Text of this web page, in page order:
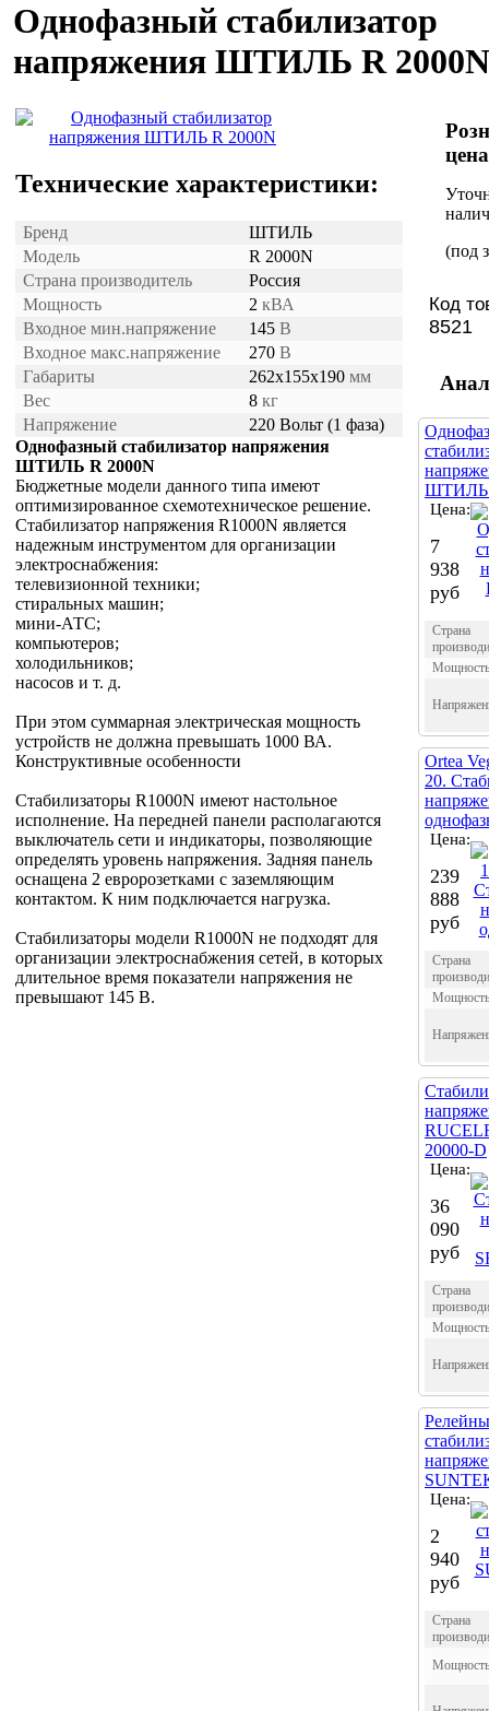
Однофазный стабилизатор
напряжения ШТИЛЬ R 2000N
Технические характеристики:
Бренд
ШТИЛЬ
Модель
R 2000N
Страна производитель
Россия
Мощность
2 кВА
Входное мин.напряжение
145 В
Входное макс.напряжение
270 В
Габариты
262х155х190 мм
Вес
8 кг
Напряжение
220 Вольт (1 фаза)
Однофазный стабилизатор напряжения
ШТИЛЬ R 2000N
Бюджетные модели данного типа имеют
оптимизированное схемотехническое решение.
Стабилизатор напряжения R1000N является
надежным инструментом для организации
электроснабжения:
телевизионной техники;
стиральных машин;
мини-АТС;
компьютеров;
холодильников;
насосов и т. д.
При этом суммарная электрическая мощность
устройств не должна превышать 1000 ВА.
Конструктивные особенности
Стабилизаторы R1000N имеют настольное
исполнение. На передней панели располагаются
выключатель сети и индикаторы, позволяющие
определять уровень напряжения. Задняя панель
оснащена 2 евророзетками с заземляющим
контактом. К ним подключается нагрузка.
Стабилизаторы модели R1000N не подходят для
организации электроснабжения сетей, в которых
длительное время показатели напряжения не
превышают 145 В.
цена
(под
Код
8521
ШТИЛЬ
Цена:
7
938
руб
Страна
Мощность
Ortea
20.
Цена:
239
888
руб
Страна
Мощность
20000-D
Цена:
36
090
руб
Страна
Мощность
Цена:
2
940
руб
Страна
Мощность